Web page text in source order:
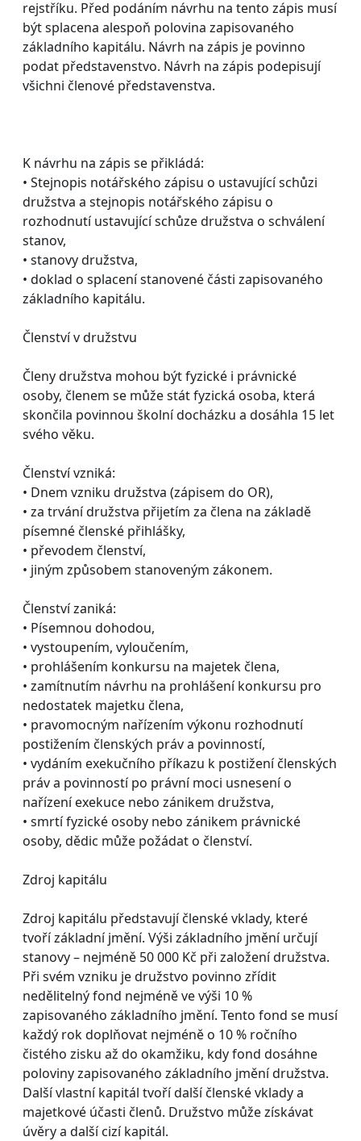
rejstříku. Před podáním návrhu na tento zápis musí
být splacena alespoň polovina zapisovaného
základního kapitálu. Návrh na zápis je povinno
podat představenstvo. Návrh na zápis podepisují
všichni členové představenstva.
K návrhu na zápis se přikládá:
• Stejnopis notářského zápisu o ustavující schůzi
družstva a stejnopis notářského zápisu o
rozhodnutí ustavující schůze družstva o schválení
stanov,
• stanovy družstva,
• doklad o splacení stanovené části zapisovaného
základního kapitálu.
Členství v družstvu
Členy družstva mohou být fyzické i právnické
osoby, členem se může stát fyzická osoba, která
skončila povinnou školní docházku a dosáhla 15 let
svého věku.
Členství vzniká:
• Dnem vzniku družstva (zápisem do OR),
• za trvání družstva přijetím za člena na základě
písemné členské přihlášky,
• převodem členství,
• jiným způsobem stanoveným zákonem.
Členství zaniká:
• Písemnou dohodou,
• vystoupením, vyloučením,
• prohlášením konkursu na majetek člena,
• zamítnutím návrhu na prohlášení konkursu pro
nedostatek majetku člena,
• pravomocným nařízením výkonu rozhodnutí
postižením členských práv a povinností,
• vydáním exekučního příkazu k postižení členských
práv a povinností po právní moci usnesení o
nařízení exekuce nebo zánikem družstva,
• smrtí fyzické osoby nebo zánikem právnické
osoby, dědic může požádat o členství.
Zdroj kapitálu
Zdroj kapitálu představují členské vklady, které
tvoří základní jmění. Výši základního jmění určují
stanovy – nejméně 50 000 Kč při založení družstva.
Při svém vzniku je družstvo povinno zřídit
nedělitelný fond nejméně ve výši 10 %
zapisovaného základního jmění. Tento fond se musí
každý rok doplňovat nejméně o 10 % ročního
čistého zisku až do okamžiku, kdy fond dosáhne
poloviny zapisovaného základního jmění družstva.
Další vlastní kapitál tvoří další členské vklady a
majetkové účasti členů. Družstvo může získávat
úvěry a další cizí kapitál.